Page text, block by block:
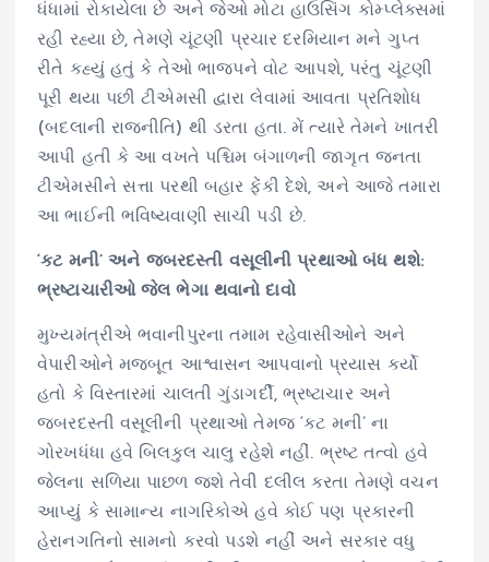
ધંધામાં રોકાયેલા છે અને જેઓ મોટા હાઉસિંગ કોમ્પ્લેક્સમાં
રહી રહ્યા છે, તેમણે ચૂંટણી પ્રચાર દરમિયાન મને ગુપ્ત
રીતે કહ્યું હતું કે તેઓ ભાજપને વોટ આપશે, પરંતુ ચૂંટણી
પૂરી થયા પછી ટીએમસી દ્વારા લેવામાં આવતા પ્રતિશોધ
(બદલાની રાજનીતિ) થી ડરતા હતા. મેં ત્યારે તેમને ખાતરી
આપી હતી કે આ વખતે પશ્ચિમ બંગાળની જાગૃત જનતા
ટીએમસીને સત્તા પરથી બહાર ફેંકી દેશે, અને આજે તમારા
આ ભાઈની ભવિષ્યવાણી સાચી પડી છે.
‘કટ મની’ અને જબરદસ્તી વસૂલીની પ્રથાઓ બંધ થશે:
ભ્રષ્ટાચારીઓ જેલ ભેગા થવાનો દાવો
મુખ્યમંત્રીએ ભવાનીપુરના તમામ રહેવાસીઓને અને
વેપારીઓને મજબૂત આશ્વાસન આપવાનો પ્રયાસ કર્યો
હતો કે વિસ્તારમાં ચાલતી ગુંડાગર્દી, ભ્રષ્ટાચાર અને
જબરદસ્તી વસૂલીની પ્રથાઓ તેમજ ‘કટ મની’ ના
ગોરખધંધા હવે બિલકુલ ચાલુ રહેશે નહીં. ભ્રષ્ટ તત્વો હવે
જેલના સળિયા પાછળ જશે તેવી દલીલ કરતા તેમણે વચન
આપ્યું કે સામાન્ય નાગરિકોએ હવે કોઈ પણ પ્રકારની
હેરાનગતિનો સામનો કરવો પડશે નહીં અને સરકાર વધુ